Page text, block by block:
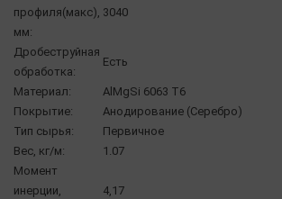
профиля(макс),
мм:
3040
Дробеструйная
обработка:
Есть
Материал:
AlMgSi 6063 Т6
Покрытие:
Анодирование (Серебро)
Тип сырья:
Первичное
Вес, кг/м:
1.07
Момент
инерции,
4,17